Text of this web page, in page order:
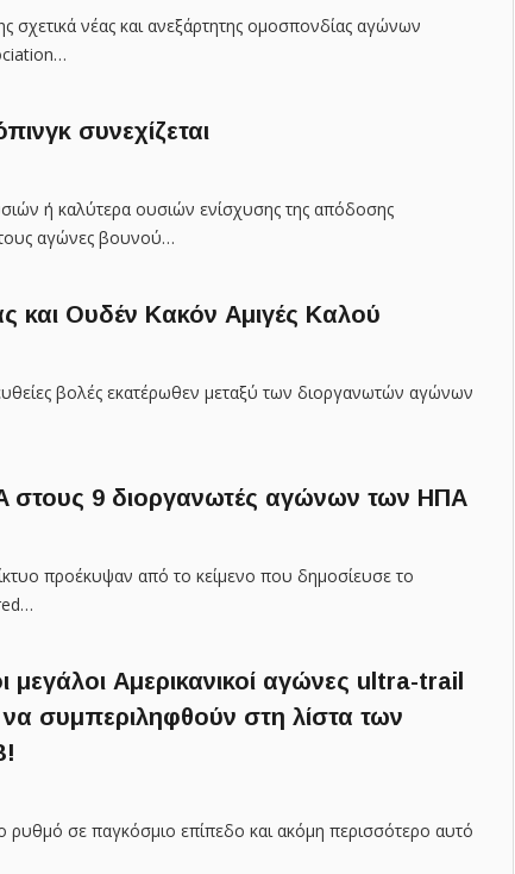
σχετικά νέας και ανεξάρτητης ομοσπονδίας αγώνων
συνεχίζεται
ή καλύτερα ουσιών ενίσχυσης της απόδοσης
αγώνες βουνού…
και Ουδέν Κακόν Αμιγές Καλού
βολές εκατέρωθεν μεταξύ των διοργανωτών αγώνων
στους 9 διοργανωτές αγώνων των ΗΠΑ
προέκυψαν από το κείμενο που δημοσίευσε το
μεγάλοι Αμερικανικοί αγώνες ultra-trail
συμπεριληφθούν στη λίστα των
ρυθμό σε παγκόσμιο επίπεδο και ακόμη περισσότερο αυτό